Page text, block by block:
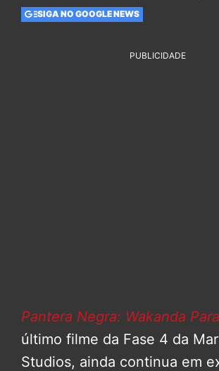
SIGA NO GOOGLE NEWS
PUBLICIDADE
Pantera Negra: Wakanda
último filme da Fase 4 da
Studios, ainda continua em